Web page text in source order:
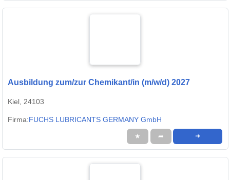
Ausbildung zum/zur Chemikant/in (m/w/d) 2027
Kiel, 24103
Firma:FUCHS LUBRICANTS GERMANY GmbH
★ ➦ ➜